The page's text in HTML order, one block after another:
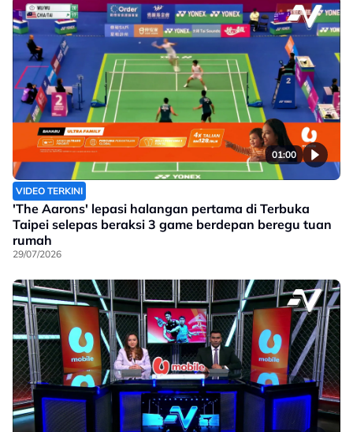
01:00
VIDEO TERKINI
'The Aarons' lepasi halangan pertama di Terbuka
Taipei selepas beraksi 3 game berdepan beregu tuan
rumah
29/07/2026